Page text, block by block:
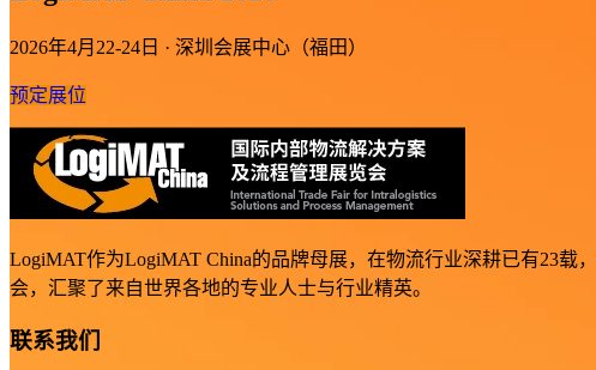
2026年4月22-24日 · 深圳会展中心（福田）
预定展位
LogiMAT作为LogiMAT China的品牌母展，在物流行业深耕已有23
会，汇聚了来自世界各地的专业人士与行业精英。
联系我们